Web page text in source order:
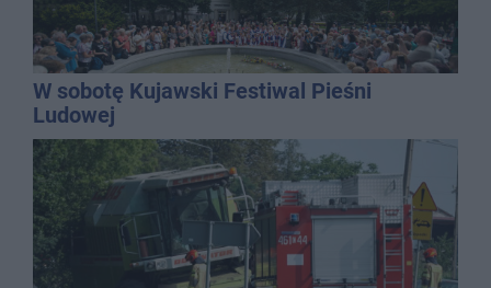
W sobotę Kujawski Festiwal Pieśni
Ludowej